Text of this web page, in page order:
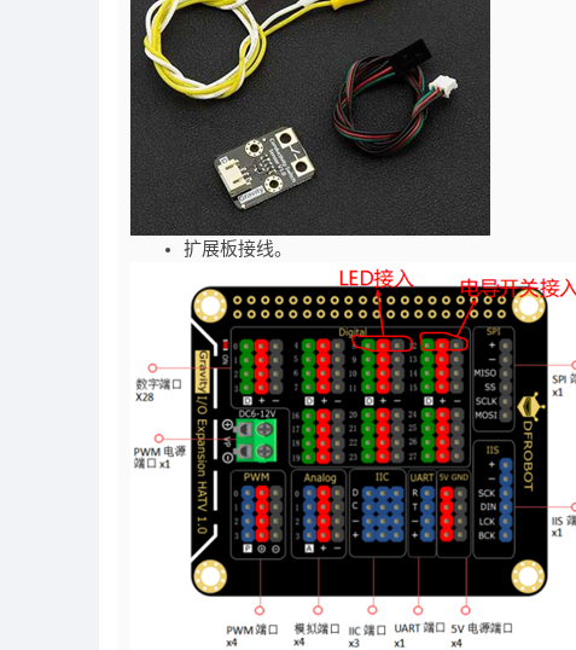
扩展板接线。